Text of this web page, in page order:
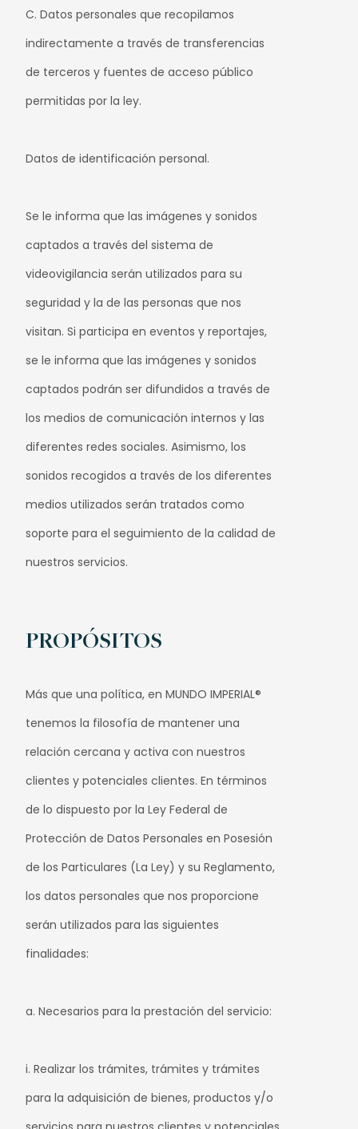
C. Datos personales que recopilamos
indirectamente a través de transferencias
de terceros y fuentes de acceso público
permitidas por la ley.
Datos de identificación personal.
Se le informa que las imágenes y sonidos
captados a través del sistema de
videovigilancia serán utilizados para su
seguridad y la de las personas que nos
visitan. Si participa en eventos y reportajes,
se le informa que las imágenes y sonidos
captados podrán ser difundidos a través de
los medios de comunicación internos y las
diferentes redes sociales. Asimismo, los
sonidos recogidos a través de los diferentes
medios utilizados serán tratados como
soporte para el seguimiento de la calidad de
nuestros servicios.
PROPÓSITOS
Más que una política, en MUNDO IMPERIAL®
tenemos la filosofía de mantener una
relación cercana y activa con nuestros
clientes y potenciales clientes. En términos
de lo dispuesto por la Ley Federal de
Protección de Datos Personales en Posesión
de los Particulares (La Ley) y su Reglamento,
los datos personales que nos proporcione
serán utilizados para las siguientes
finalidades:
a. Necesarios para la prestación del servicio:
i. Realizar los trámites, trámites y trámites
para la adquisición de bienes, productos y/o